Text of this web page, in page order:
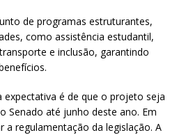
de programas estruturantes,
como assistência estudantil,
e inclusão, garantindo
expectativa é de que o projeto seja
Senado até junho deste ano. Em
a regulamentação da legislação. A